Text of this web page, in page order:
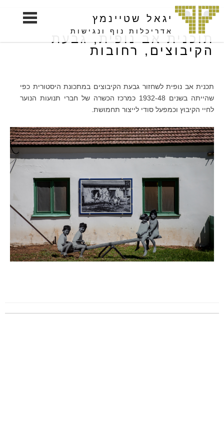
S
k
i
p
n
e
n
t
יגאל שטיינמץ
אדריכלות נוף ונגישות
תוכנית אב נופית, גבעת
הקיבוצים, רחובות
תכנית אב נופית לשחזור גבעת הקיבוצים במתכונת היסטורית כפי
שהייתה בשנים 1932-48 כמרכז הכשרה של חברי תנועות הנוער
לחיי הקיבוץ וכמפעל סודי לייצור תחמושת.